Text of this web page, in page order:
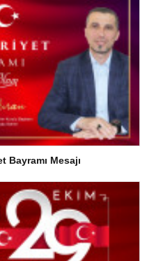
Bayramı Mesajı